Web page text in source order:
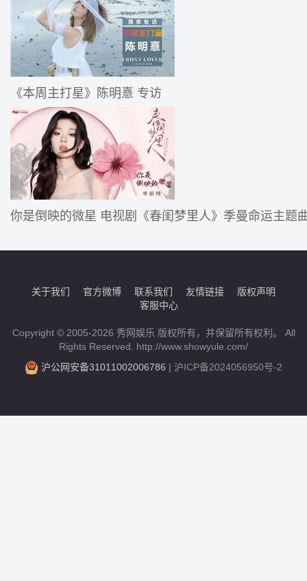
《本周主打星》陈明憙 专访
你是倒映的微星 电视剧《春闺梦里人》季曼命运主题
关于我们 官方微博 联系我们 友情链接
版权声明
客服中心
Copyright © 2005-2026 秀网娱乐 版权所有，并保留所有权利。 All
Rights Reserved. http://www.showyule.com/
沪公网安备31011002006786 | 沪ICP备2024056950号-2